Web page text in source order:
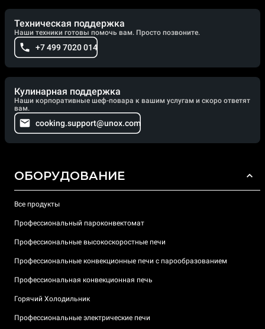
Техническая поддержка
Наши техники готовы помочь вам. Просто позвоните.
+7 499 7020 014
Кулинарная поддержка
Наши корпоративные шеф-повара к вашим услугам и скоро ответят
вам.
cooking.support@unox.com
ОБОРУДОВАНИЕ
Все продукты
Профессиональный пароконвектомат
Профессиональные высокоскоростные печи
Профессиональные конвекционные печи с парообразованием
Профессиональная конвекционная печь
Горячий Холодильник
Профессиональные электрические печи